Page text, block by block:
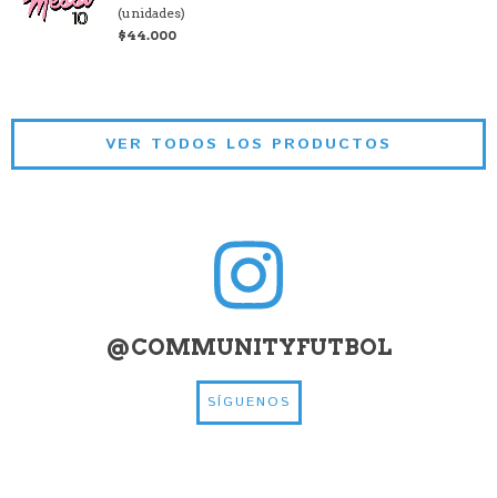
(unidades)
$44.000
VER TODOS LOS PRODUCTOS
@COMMUNITYFUTBOL
SÍGUENOS